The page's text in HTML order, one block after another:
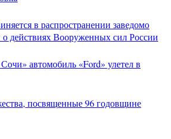
в распространении заведомо
действиях Вооруженных сил России
автомобиль «Ford» улетел в
посвященные 96 годовщине